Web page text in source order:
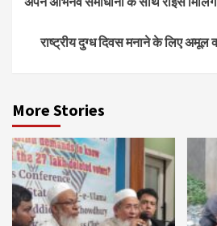
राष्ट्रीय दुग्ध दिवस मनाने के लिए
More Stories